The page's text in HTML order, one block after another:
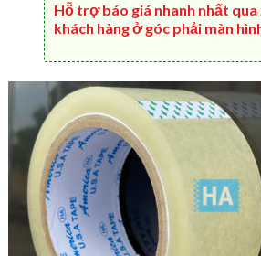
Hỗ trợ báo giá nhanh nhất qua
khách hàng ở góc phải màn